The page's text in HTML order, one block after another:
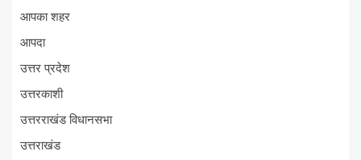
आपका शहर
आपदा
उत्तर प्रदेश
उत्तरकाशी
उत्तरराखंड विधानसभा
उत्तराखंड